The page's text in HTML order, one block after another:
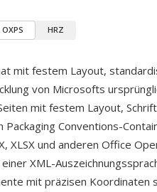
OXPS HRZ
mit festem Layout,
von Microsofts
mit festem Layout,
Conventions-
XLSX und anderen Office
XML-
mit präzisen Koordinaten